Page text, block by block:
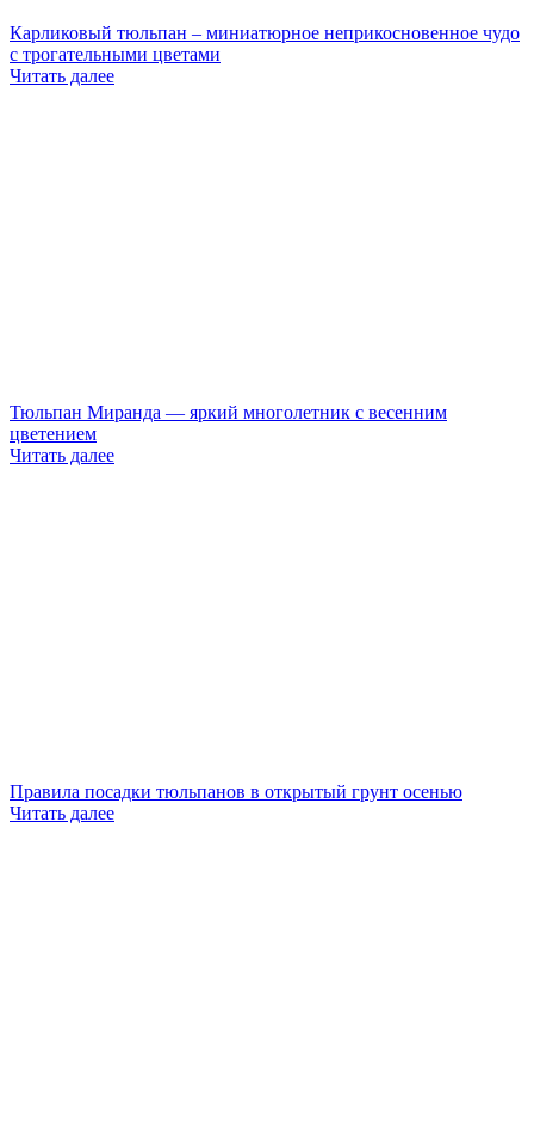
Карликовый тюльпан – миниатюрное неприкосновенное чудо
с трогательными цветами
Читать далее
Тюльпан Миранда — яркий многолетник с весенним
цветением
Читать далее
Правила посадки тюльпанов в открытый грунт осенью
Читать далее